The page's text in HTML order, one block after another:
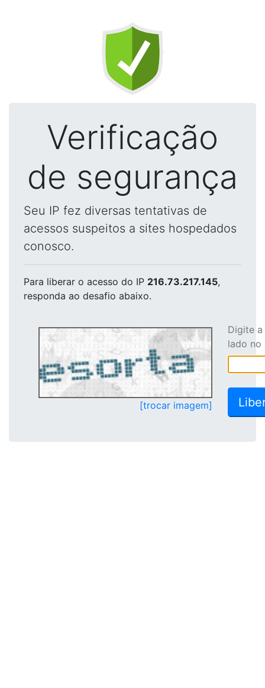
Verificação
de segurança
Seu IP fez diversas tentativas de
acessos suspeitos a sites hospedados
conosco.
Para liberar o acesso do IP 216.73.217.145,
responda ao desafio abaixo.
[trocar imagem]
Digite
lado no